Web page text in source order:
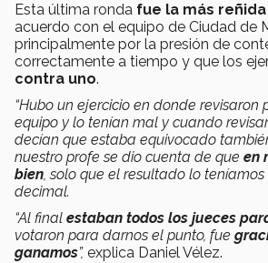
Esta última ronda fue la más
acuerdo con el equipo de Ciudad de
principalmente por la presión de
correctamente a tiempo y que los
contra uno.
“Hubo un ejercicio en donde revisaron
equipo y lo tenían mal y cuando
decían que estaba equivocado
nuestro profe se dio cuenta de que en
bien, solo que el resultado lo
decimal.
“Al final estaban todos los jueces
votaron para darnos el punto, fue
ganamos”, explica Daniel Vélez.